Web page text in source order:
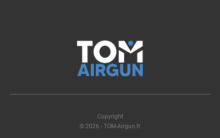
Copyright
© 2026 - TOM-Airgun.fr